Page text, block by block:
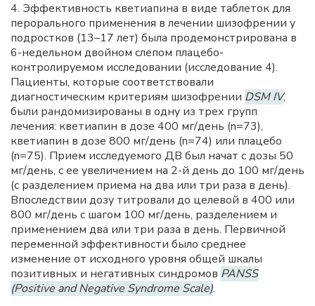
4. Эффективность кветиапина в виде таблеток для
перорального применения в лечении шизофрении у
подростков (13–17 лет) была продемонстрирована в
6-недельном двойном слепом плацебо-
контролируемом исследовании (исследование 4).
Пациенты, которые соответствовали
диагностическим критериям шизофрении DSM IV,
были рандомизированы в одну из трех групп
лечения: кветиапин в дозе 400 мг/день (n=73),
кветиапин в дозе 800 мг/день (n=74) или плацебо
(n=75). Прием исследуемого ДВ был начат с дозы 50
мг/день, с ее увеличением на 2-й день до 100 мг/день
(с разделением приема на два или три раза в день).
Впоследствии дозу титровали до целевой в 400 или
800 мг/день с шагом 100 мг/день, разделением и
применением два или три раза в день. Первичной
переменной эффективности было среднее
изменение от исходного уровня общей шкалы
позитивных и негативных синдромов PANSS
(Positive and Negative Syndrome Scale).